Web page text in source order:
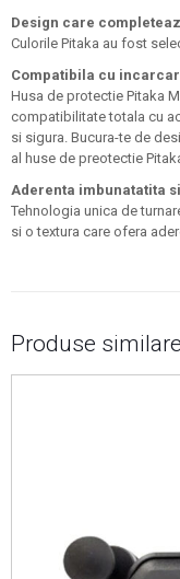
Design care
Culorile Pitaka au fost
Compatibila cu
Husa de protectie Pitaka
compatibilitate totala cu
si sigura. Bucura-te de
al huse de preotectie
Aderenta imbunatatita
Tehnologia unica de
si o textura care ofera
Produse similare